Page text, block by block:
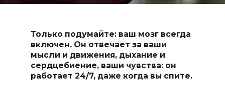
Только подумайте: ваш мозг всегда
включен. Он отвечает за ваши
мысли и движения, дыхание и
сердцебиение, ваши чувства: он
работает 24/7, даже когда вы спите.